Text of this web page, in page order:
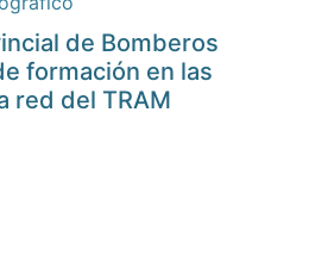
de Bomberos
formación en las
red del TRAM